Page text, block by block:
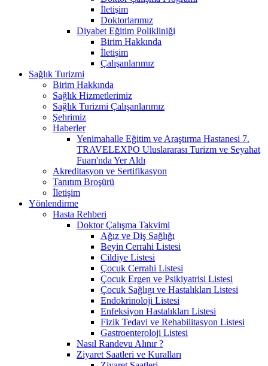
İletişim
Doktorlarımız
Diyabet Eğitim Polikliniği
Birim Hakkında
İletişim
Çalışanlarımız
Sağlık Turizmi
Birim Hakkında
Sağlık Hizmetlerimiz
Sağlık Turizmi Çalışanlarımız
Şehrimiz
Haberler
Yenimahalle Eğitim ve Araştırma Hastanesi 7.
TRAVELEXPO Uluslararası Turizm ve Seyahat
Fuarı'nda Yer Aldı
Akreditasyon ve Sertifikasyon
Tanıtım Broşürü
İletişim
Yönlendirme
Hasta Rehberi
Doktor Çalışma Takvimi
Ağız ve Diş Sağlığı
Beyin Cerrahi Listesi
Cildiye Listesi
Çocuk Cerrahi Listesi
Çocuk Ergen ve Psikiyatrisi Listesi
Çocuk Sağlıgı ve Hastalıkları Listesi
Endokrinoloji Listesi
Enfeksiyon Hastalıkları Listesi
Fizik Tedavi ve Rehabilitasyon Listesi
Gastroenteroloji Listesi
Nasıl Randevu Alınır ?
Ziyaret Saatleri ve Kuralları